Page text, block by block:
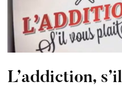
L’addiction,